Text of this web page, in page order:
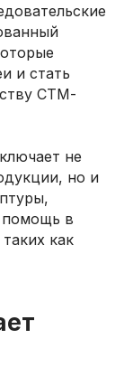
и стать
СТМ-
не
но и
помощь в
как